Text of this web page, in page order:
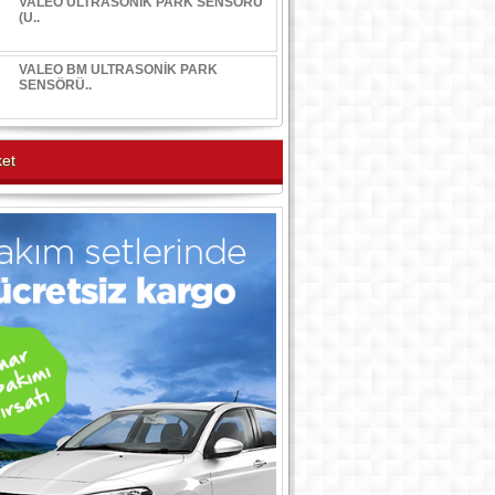
(U..
VALEO BM ULTRASONİK PARK
SENSÖRÜ..